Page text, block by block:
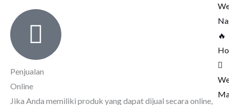
🔥
Penjualan
Online
Jika Anda memiliki produk yang dapat dijual secara online,